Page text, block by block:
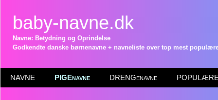
baby-navne.dk
Navne: Betydning og Oprindelse
Godkendte danske børnenavne + navneliste over top mest
NAVNE PIGEnavne DRENGenavne POPULÆRE